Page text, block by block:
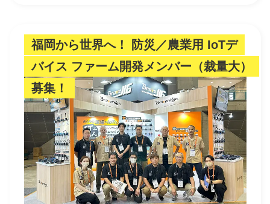
福岡から世界へ！ 防災／農業用 IoTデ
バイス ファーム開発メンバー（裁量大）
募集！